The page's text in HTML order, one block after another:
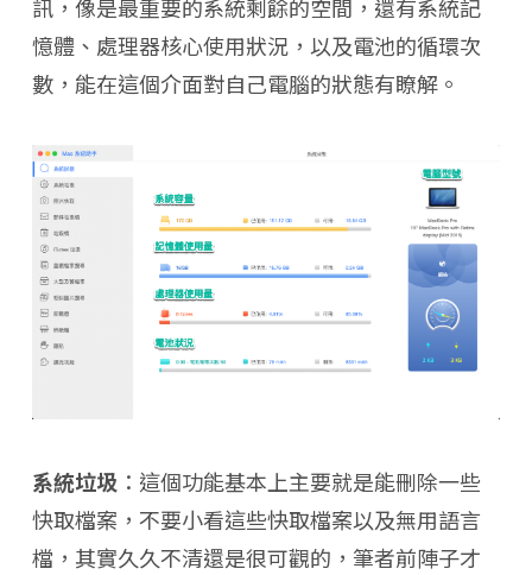
訊，像是最重要的系統剩餘的空間，還有系統記
憶體、處理器核心使用狀況，以及電池的循環次
數，能在這個介面對自己電腦的狀態有瞭解。
系統垃圾：這個功能基本上主要就是能刪除一些
快取檔案，不要小看這些快取檔案以及無用語言
檔，其實久久不清還是很可觀的，筆者前陣子才